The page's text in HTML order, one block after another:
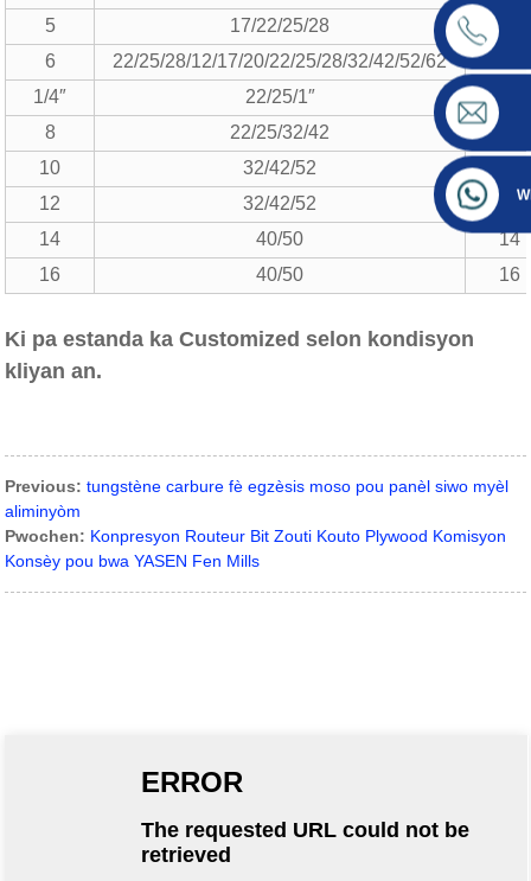
5 17/22/25/28
6
22/25/28/12/17/20/22/25/28/32/42/52/62
1/4″
22/25/1″
8
22/25/32/42
10
32/42/52
12
32/42/52
12
14
40/50
14
16
40/50 16
Ki pa estanda ka Customized selon kondisyon
kliyan an.
Previous: tungstène carbure fè egzèsis moso pou panèl siwo myèl
aliminyòm
Pwochen: Konpresyon Routeur Bit Zouti Kouto Plywood Komisyon
Konsèy pou bwa YASEN Fen Mills